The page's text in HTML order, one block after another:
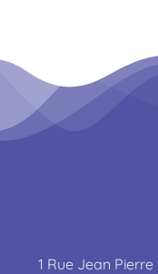
1 Rue Jean